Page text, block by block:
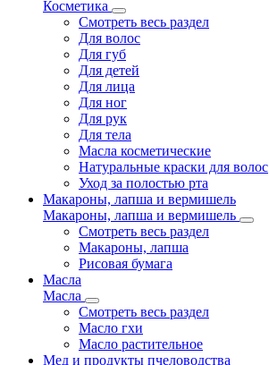
Косметика
Смотреть весь раздел
Для волос
Для губ
Для детей
Для лица
Для ног
Для рук
Для тела
Масла косметические
Натуральные краски для волос
Уход за полостью рта
Макароны, лапша и вермишель
Макароны, лапша и вермишель
Смотреть весь раздел
Макароны, лапша
Рисовая бумага
Масла
Масла
Смотреть весь раздел
Масло гхи
Масло растительное
Мед и продукты пчеловодства